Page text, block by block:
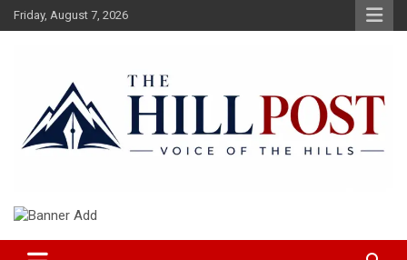
Skip
to
Friday, August 7, 2026
The Hillpost